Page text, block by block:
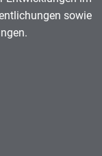
sowie